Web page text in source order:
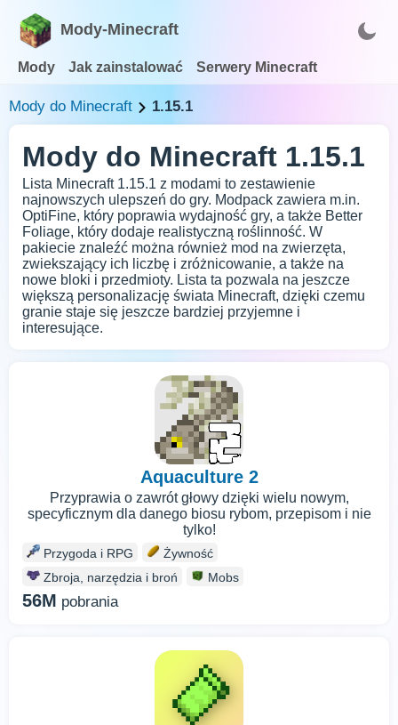
Mody-Minecraft
Mody Jak zainstalować Serwery Minecraft
Mody do Minecraft 1.15.1
Mody do Minecraft 1.15.1
Lista Minecraft 1.15.1 z modami to zestawienie
najnowszych ulepszeń do gry. Modpack zawiera m.in.
OptiFine, który poprawia wydajność gry, a także Better
Foliage, który dodaje realistyczną roślinność. W
pakiecie znaleźć można również mod na zwierzęta,
zwiekszający ich liczbę i zróżnicowanie, a także na
nowe bloki i przedmioty. Lista ta pozwala na jeszcze
większą personalizację świata Minecraft, dzięki czemu
granie staje się jeszcze bardziej przyjemne i
interesujące.
Aquaculture 2
Przyprawia o zawrót głowy dzięki wielu nowym,
specyficznym dla danego biosu rybom, przepisom i nie
tylko!
Przygoda i RPG
Żywność
Zbroja, narzędzia i broń
Mobs
56M pobrania